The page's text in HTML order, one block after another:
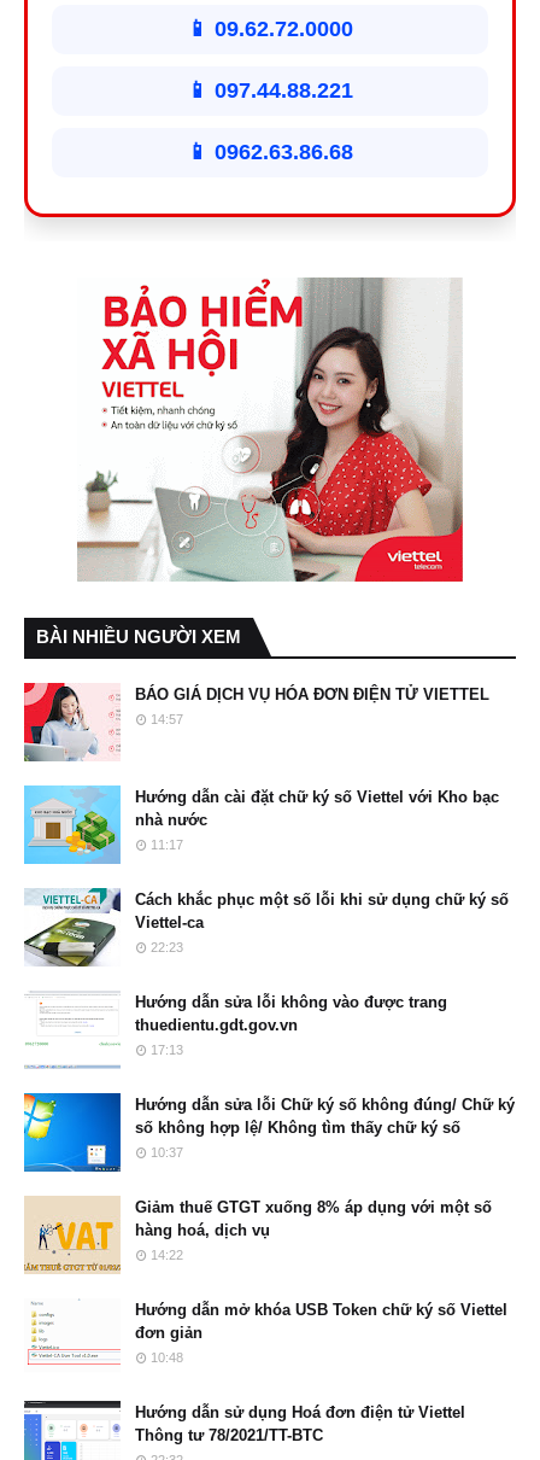
📱 09.62.72.0000
📱 097.44.88.221
📱 0962.63.86.68
BÀI NHIỀU NGƯỜI XEM
BÁO GIÁ DỊCH VỤ HÓA ĐƠN ĐIỆN TỬ VIETTEL
14:57
Hướng dẫn cài đặt chữ ký số Viettel với Kho bạc
nhà nước
11:17
Cách khắc phục một số lỗi khi sử dụng chữ ký số
Viettel-ca
22:23
Hướng dẫn sửa lỗi không vào được trang
thuedientu.gdt.gov.vn
17:13
Hướng dẫn sửa lỗi Chữ ký số không đúng/ Chữ ký
số không hợp lệ/ Không tìm thấy chữ ký số
10:37
Giảm thuế GTGT xuống 8% áp dụng với một số
hàng hoá, dịch vụ
14:22
Hướng dẫn mở khóa USB Token chữ ký số Viettel
đơn giản
10:48
Hướng dẫn sử dụng Hoá đơn điện tử Viettel
Thông tư 78/2021/TT-BTC